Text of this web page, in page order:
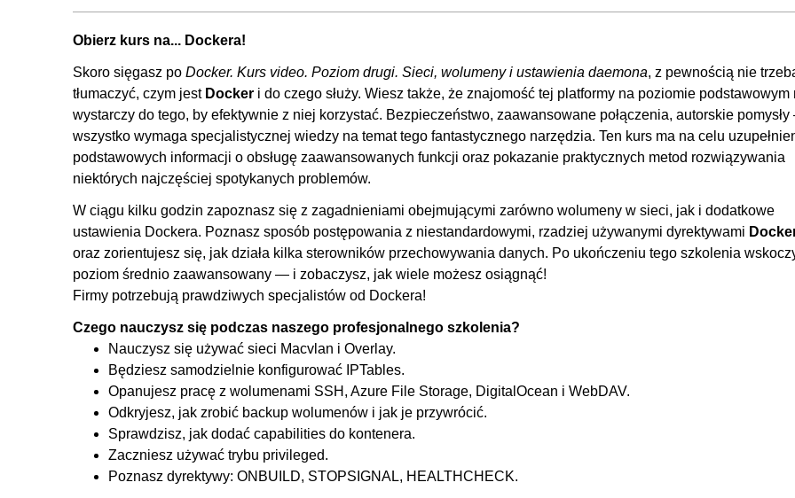
3.3. DigitalOcean Block Storage
3.4. Montowanie davfs2
3.5. Backup i przywracanie
4. Bezpieczeństwo
4.1. Dostęp do kernela - capabilities
4.2. Tryb privileged kontenera
4.3. Docker w Dockerze
4.4. AppArmor
5. Ustawienia systemu Docker
5.1. Konfiguracja systemd
5.2. Konfiguracja daemon.json
5.3. Docker gniazdo TCP
5.4. Połączenie TLS
5.5. Log-driver
5.6. DNS
5.7. Proxy
5.8. Live-restore kontenerów
5.9. IPv6
Obierz kurs na... Dockera!
Skoro sięgasz po Docker. Kurs video. Poziom drugi. Sieci, wolumeny i ustawienia daemona, z pewnością nie
tłumaczyć, czym jest Docker i do czego służy. Wiesz także, że znajomość tej platformy na poziomie podstawowym
wystarczy do tego, by efektywnie z niej korzystać. Bezpieczeństwo, zaawansowane połączenia, autorskie
wszystko wymaga specjalistycznej wiedzy na temat tego fantastycznego narzędzia. Ten kurs ma na celu
podstawowych informacji o obsługę zaawansowanych funkcji oraz pokazanie praktycznych metod rozwiązywania
niektórych najczęściej spotykanych problemów.
W ciągu kilku godzin zapoznasz się z zagadnieniami obejmującymi zarówno wolumeny w sieci, jak i dodatkowe
ustawienia Dockera. Poznasz sposób postępowania z niestandardowymi, rzadziej używanymi dyrektywami
oraz zorientujesz się, jak działa kilka sterowników przechowywania danych. Po ukończeniu tego szkolenia
poziom średnio zaawansowany — i zobaczysz, jak wiele możesz osiągnąć!
Firmy potrzebują prawdziwych specjalistów od Dockera!
Czego nauczysz się podczas naszego profesjonalnego szkolenia?
Nauczysz się używać sieci Macvlan i Overlay.
Będziesz samodzielnie konfigurować IPTables.
Opanujesz pracę z wolumenami SSH, Azure File Storage, DigitalOcean i WebDAV.
Odkryjesz, jak zrobić backup wolumenów i jak je przywrócić.
Sprawdzisz, jak dodać capabilities do kontenera.
Zaczniesz używać trybu privileged.
Poznasz dyrektywy: ONBUILD, STOPSIGNAL, HEALTHCHECK.